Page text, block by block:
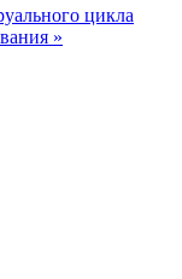
цикла
»